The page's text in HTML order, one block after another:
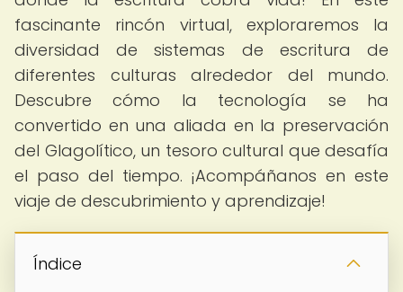
fascinante rincón virtual, exploraremos la
diversidad de sistemas de escritura de
diferentes culturas alrededor del mundo.
Descubre cómo la tecnología se ha
convertido en una aliada en la preservación
del Glagolítico, un tesoro cultural que desafía
el paso del tiempo. ¡Acompáñanos en este
viaje de descubrimiento y aprendizaje!
Índice